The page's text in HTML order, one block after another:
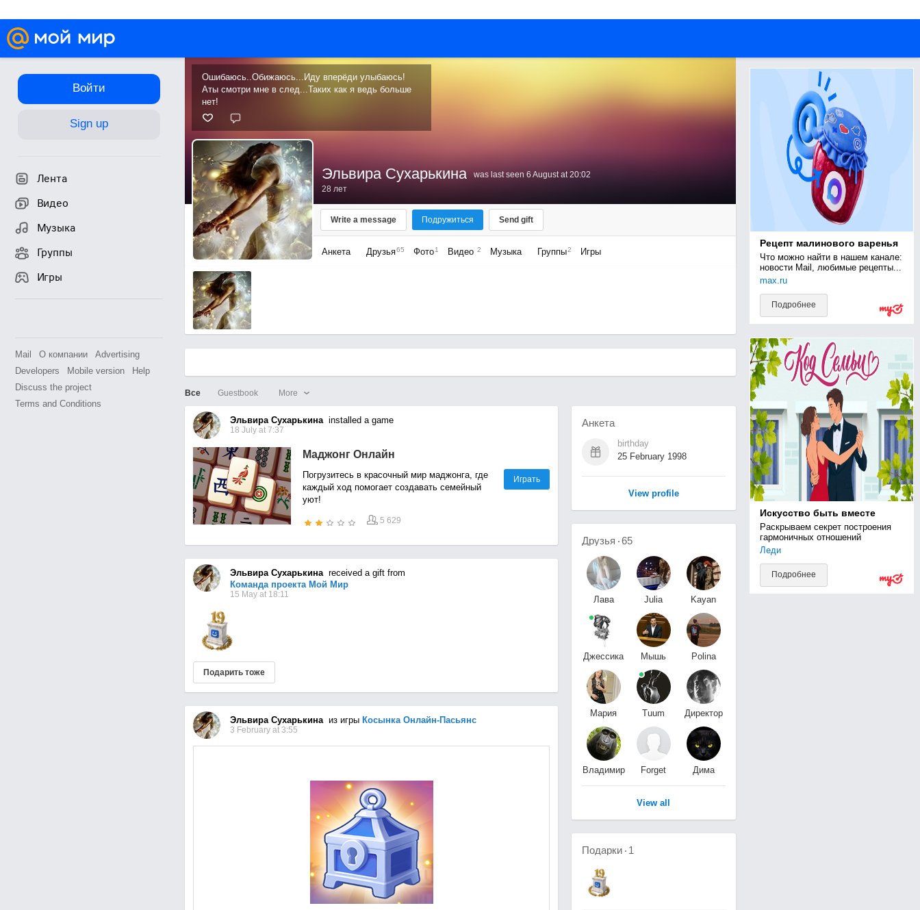
Войти
Sign up
Лента
Видео
Музыка
Группы
Игры
Mail О компании
Advertising
Developers
Mobile version
Help
Discuss the project
Terms and Conditions
Эльвира Сухарькина
was last seen 6 August at 20:02
28 лет
Ошибаюсь..Обижаюсь...Иду вперёди улыбаюсь!
Аты смотри мне в след...Таких как я ведь больше
нет!
Write a message Подружиться Send gift
Анкета Друзья65 Фото 1 Видео 2 Музыка Группы2 Игры
Все Guestbook More
Эльвира Сухарькинаinstalled a game
18 July at 7:37
Маджонг Онлайн
Погрузитесь в красочный мир маджонга, где
каждый ход помогает создавать семейный
уют!
5 629
Играть
Эльвира Сухарькинаreceived a gift from
Команда проекта Мой Мир
15 May at 18:11
Подарить тоже
Эльвира Сухарькинаиз игры Косынка Онлайн-Пасьянс
3 February at 3:55
Анкета
birthday
25 February 1998
View profile
Рецепт малинового варенья
Что можно найти в нашем канале:
новости Mail, любимые рецепты...
max.ru
Подробнее
Искусство быть вместе
Раскрываем секрет построения
гармоничных отношений
Леди
Подробнее
Друзья 65
Лава
Julia
Kayan
Джессика
Мышь
Polina
Мария
Tuum
Директор
Владимир
Forget
Дима
View all
Подарки 1